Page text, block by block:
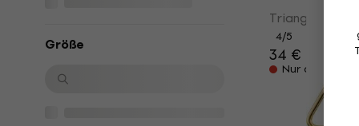
Größe
Triangel
4/5
34 €
Nur auf